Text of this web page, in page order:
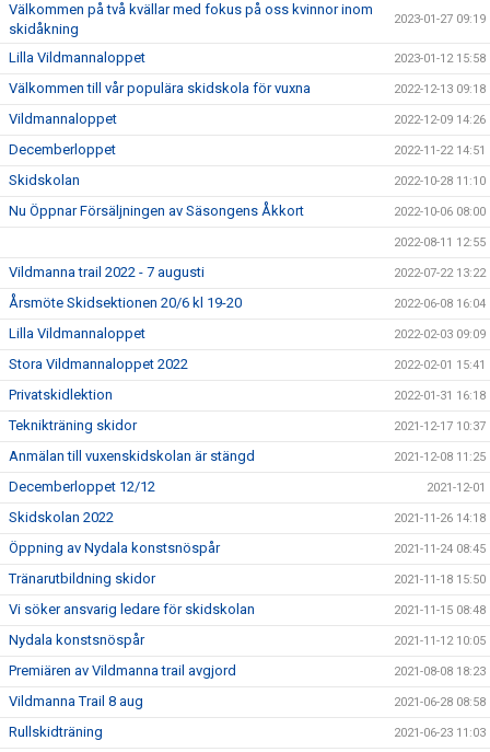
Välkommen på två kvällar med fokus på oss kvinnor inom
skidåkning
2023-01-27 09:19
Lilla Vildmannaloppet 2023-01-12 15:58
Välkommen till vår populära skidskola för vuxna 2022-12-13 09:18
Vildmannaloppet 2022-12-09 14:26
Decemberloppet 2022-11-22 14:51
Skidskolan 2022-10-28 11:10
Nu Öppnar Försäljningen av Säsongens Åkkort 2022-10-06 08:00
2022-08-11 12:55
Vildmanna trail 2022 - 7 augusti 2022-07-22 13:22
Årsmöte Skidsektionen 20/6 kl 19-20 2022-06-08 16:04
Lilla Vildmannaloppet 2022-02-03 09:09
Stora Vildmannaloppet 2022 2022-02-01 15:41
Privatskidlektion 2022-01-31 16:18
Teknikträning skidor 2021-12-17 10:37
Anmälan till vuxenskidskolan är stängd 2021-12-08 11:25
Decemberloppet 12/12 2021-12-01
Skidskolan 2022 2021-11-26 14:18
Öppning av Nydala konstsnöspår 2021-11-24 08:45
Tränarutbildning skidor 2021-11-18 15:50
Vi söker ansvarig ledare för skidskolan 2021-11-15 08:48
Nydala konstsnöspår 2021-11-12 10:05
Premiären av Vildmanna trail avgjord 2021-08-08 18:23
Vildmanna Trail 8 aug 2021-06-28 08:58
Rullskidträning 2021-06-23 11:03